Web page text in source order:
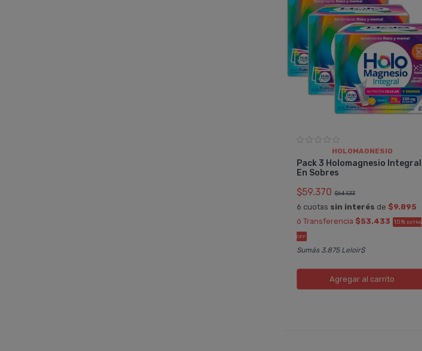
HOLOMAGNESIO
Pack 3 Holomagnesio Integral
En Sobres
$59.370 $64.533
6 cuotas sin interés de $9.895
ó Transferencia $53.433 10% EXTRA
OFF
Sumás 3.875 Leloir$
Agregar al carrito